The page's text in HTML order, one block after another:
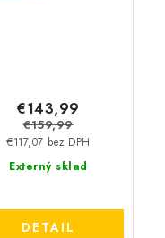
Externý sklad
€117,07 bez DPH
€143,99
€159,99
DETAIL